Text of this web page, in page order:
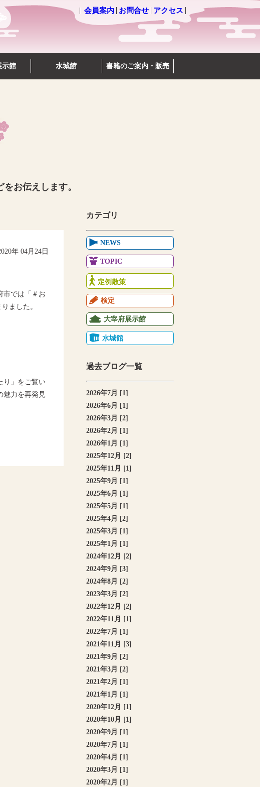
会員案内 お問合せ アクセス
示館 水城館 書籍のご案内・販売
お伝えします。
カテゴリ
NEWS
TOPIC
定例散策
検定
大宰府展示館
水城館
過去ブログ一覧
2026年7月 [1]
2026年6月 [1]
2026年3月 [2]
2026年2月 [1]
2026年1月 [1]
2025年12月 [2]
2025年11月 [1]
2025年9月 [1]
2025年6月 [1]
2025年5月 [1]
2025年4月 [2]
2025年3月 [1]
2025年1月 [1]
2024年12月 [2]
2024年9月 [3]
2024年8月 [2]
2023年3月 [2]
2022年12月 [2]
2022年11月 [1]
2022年7月 [1]
2021年11月 [3]
2021年9月 [2]
2021年3月 [2]
2021年2月 [1]
2021年1月 [1]
2020年12月 [1]
2020年10月 [1]
2020年9月 [1]
2020年7月 [1]
2020年4月 [1]
2020年3月 [1]
2020年2月 [1]
年 04月24日
市では「＃お
ました。
り」をご覧い
魅力を再発見